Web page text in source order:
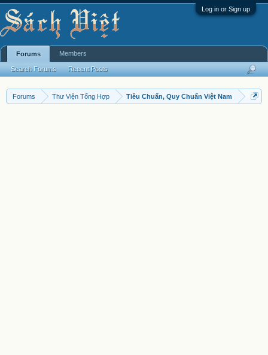
Log in or Sign up
Forums Thư Viện Tổng Hợp Tiêu Chuẩn, Quy Chuẩn Việt Nam
Forums
Search Forums Recent Posts
Members